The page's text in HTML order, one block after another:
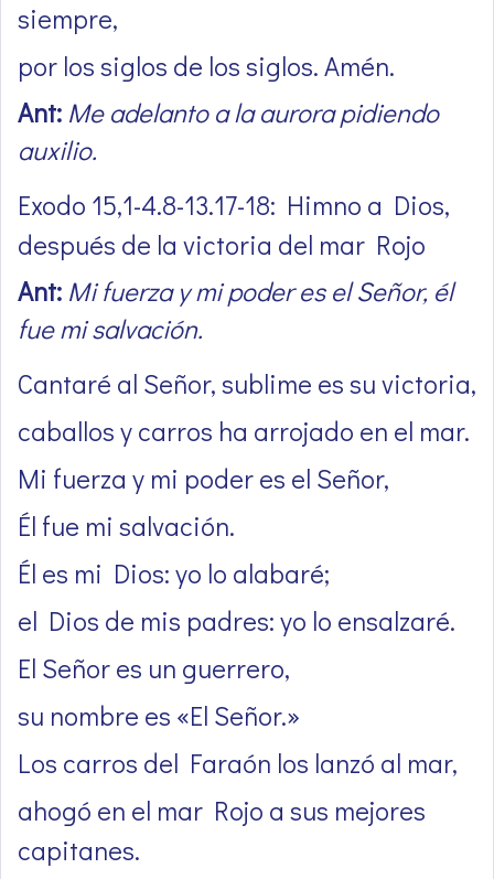
siempre,
por los siglos de los siglos. Amén.
Ant: Me adelanto a la aurora pidiendo
auxilio.
Exodo 15,1-4.8-13.17-18: Himno a Dios,
después de la victoria del mar Rojo
Ant: Mi fuerza y mi poder es el Señor, él
fue mi salvación.
Cantaré al Señor, sublime es su victoria,
caballos y carros ha arrojado en el mar.
Mi fuerza y mi poder es el Señor,
Él fue mi salvación.
Él es mi Dios: yo lo alabaré;
el Dios de mis padres: yo lo ensalzaré.
El Señor es un guerrero,
su nombre es «El Señor.»
Los carros del Faraón los lanzó al mar,
ahogó en el mar Rojo a sus mejores
capitanes.